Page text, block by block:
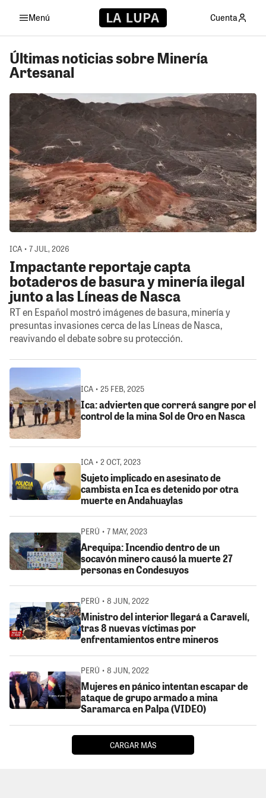
Menú Cuenta
Últimas noticias sobre Minería
Artesanal
ICA • 7 JUL, 2026
Impactante reportaje capta
botaderos de basura y minería ilegal
junto a las Líneas de Nasca
RT en Español mostró imágenes de basura, minería y
presuntas invasiones cerca de las Líneas de Nasca,
reavivando el debate sobre su protección.
ICA • 25 FEB, 2025
Ica: advierten que correrá sangre por el
control de la mina Sol de Oro en Nasca
ICA • 2 OCT, 2023
Sujeto implicado en asesinato de
cambista en Ica es detenido por otra
muerte en Andahuaylas
PERÚ • 7 MAY, 2023
Arequipa: Incendio dentro de un
socavón minero causó la muerte 27
personas en Condesuyos
PERÚ • 8 JUN, 2022
Ministro del interior llegará a Caravelí,
tras 8 nuevas víctimas por
enfrentamientos entre mineros
PERÚ • 8 JUN, 2022
Mujeres en pánico intentan escapar de
ataque de grupo armado a mina
Saramarca en Palpa (VIDEO)
CARGAR MÁS